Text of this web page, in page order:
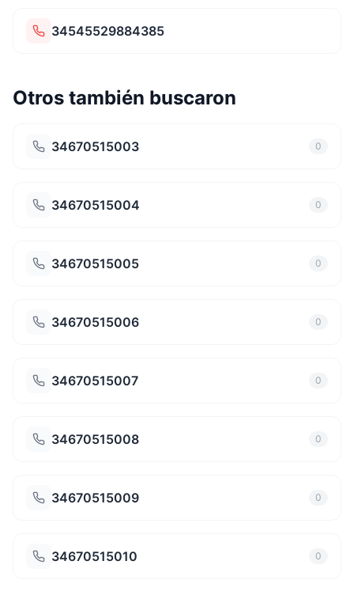
34545529884385
Otros también buscaron
34670515003 0
34670515004 0
34670515005 0
34670515006 0
34670515007 0
34670515008 0
34670515009 0
34670515010 0